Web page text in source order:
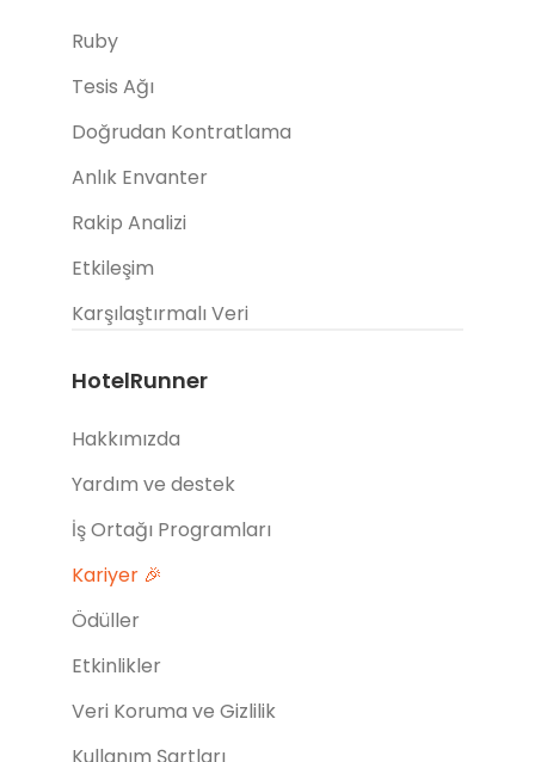
Ruby
Tesis Ağı
Doğrudan Kontratlama
Anlık Envanter
Rakip Analizi
Etkileşim
Karşılaştırmalı Veri
HotelRunner
Hakkımızda
Yardım ve destek
İş Ortağı Programları
Kariyer 🎉
Ödüller
Etkinlikler
Veri Koruma ve Gizlilik
Kullanım Şartları